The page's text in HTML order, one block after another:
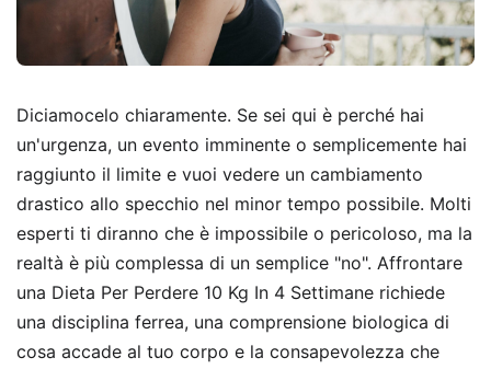
Diciamocelo chiaramente. Se sei qui è perché hai
un'urgenza, un evento imminente o semplicemente hai
raggiunto il limite e vuoi vedere un cambiamento
drastico allo specchio nel minor tempo possibile. Molti
esperti ti diranno che è impossibile o pericoloso, ma la
realtà è più complessa di un semplice "no". Affrontare
una Dieta Per Perdere 10 Kg In 4 Settimane richiede
una disciplina ferrea, una comprensione biologica di
cosa accade al tuo corpo e la consapevolezza che